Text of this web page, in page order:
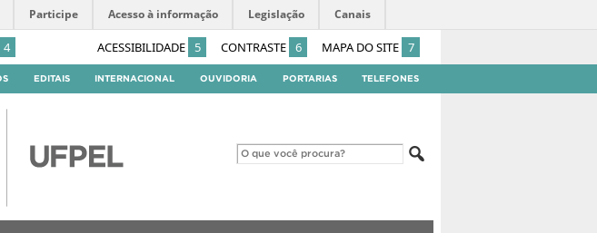
4 ACESSIBILIDADE 5 CONTRASTE 6 MAPA DO SITE 7
Participe Acesso à informação Legislação Canais
EDITAIS INTERNACIONAL OUVIDORIA PORTARIAS TELEFONES